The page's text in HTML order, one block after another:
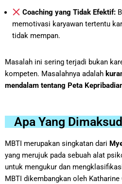
Coaching yang Tidak Efektif:
memotivasi karyawan tertentu
tidak mempan.
Masalah ini sering terjadi bukan
kompeten. Masalahnya adalah
mendalam tentang Peta
Apa Yang
MBTI merupakan singkatan dari
yang merujuk pada sebuah alat
untuk mengukur dan
MBTI dikembangkan oleh